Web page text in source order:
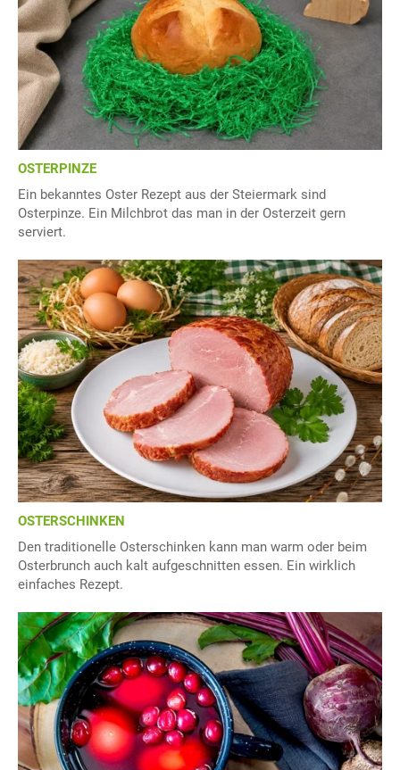
OSTERPINZE
Ein bekanntes Oster Rezept aus der Steiermark sind
Osterpinze. Ein Milchbrot das man in der Osterzeit gern
serviert.
OSTERSCHINKEN
Den traditionelle Osterschinken kann man warm oder beim
Osterbrunch auch kalt aufgeschnitten essen. Ein wirklich
einfaches Rezept.